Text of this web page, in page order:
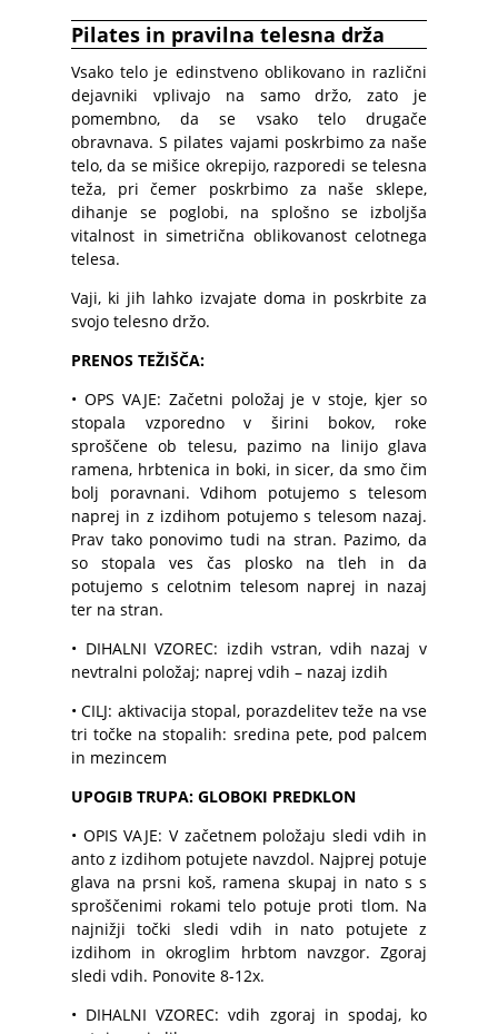
Pilates in pravilna telesna drža
Vsako telo je edinstveno oblikovano in različni
dejavniki vplivajo na samo držo, zato je
pomembno, da se vsako telo drugače
obravnava. S pilates vajami poskrbimo za naše
telo, da se mišice okrepijo, razporedi se telesna
teža, pri čemer poskrbimo za naše sklepe,
dihanje se poglobi, na splošno se izboljša
vitalnost in simetrična oblikovanost celotnega
telesa.
Vaji, ki jih lahko izvajate doma in poskrbite za
svojo telesno držo.
PRENOS TEŽIŠČA:
• OPS VAJE: Začetni položaj je v stoje, kjer so
stopala vzporedno v širini bokov, roke
sproščene ob telesu, pazimo na linijo glava
ramena, hrbtenica in boki, in sicer, da smo čim
bolj poravnani. Vdihom potujemo s telesom
naprej in z izdihom potujemo s telesom nazaj.
Prav tako ponovimo tudi na stran. Pazimo, da
so stopala ves čas plosko na tleh in da
potujemo s celotnim telesom naprej in nazaj
ter na stran.
• DIHALNI VZOREC: izdih vstran, vdih nazaj v
nevtralni položaj; naprej vdih – nazaj izdih
• CILJ: aktivacija stopal, porazdelitev teže na vse
tri točke na stopalih: sredina pete, pod palcem
in mezincem
UPOGIB TRUPA: GLOBOKI PREDKLON
• OPIS VAJE: V začetnem položaju sledi vdih in
anto z izdihom potujete navzdol. Najprej potuje
glava na prsni koš, ramena skupaj in nato s s
sproščenimi rokami telo potuje proti tlom. Na
najnižji točki sledi vdih in nato potujete z
izdihom in okroglim hrbtom navzgor. Zgoraj
sledi vdih. Ponovite 8-12x.
• DIHALNI VZOREC: vdih zgoraj in spodaj, ko